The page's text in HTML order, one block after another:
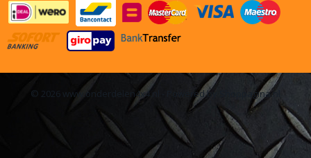
© 2026 www.onderdelen4x4.nl - Powered by Shoppagina.nl